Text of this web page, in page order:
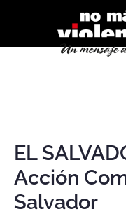
contenido
EL
Acción
Salvador